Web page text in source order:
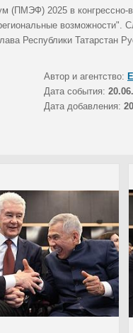
(ПМЭФ) 2025 в
возможности".
Республики Татарстан
Автор и агентство:
Дата события:
Дата добавления: